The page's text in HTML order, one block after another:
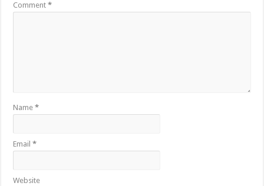
Comment*
Name*
Email*
Website